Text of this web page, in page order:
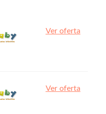
Ver oferta
Ver oferta